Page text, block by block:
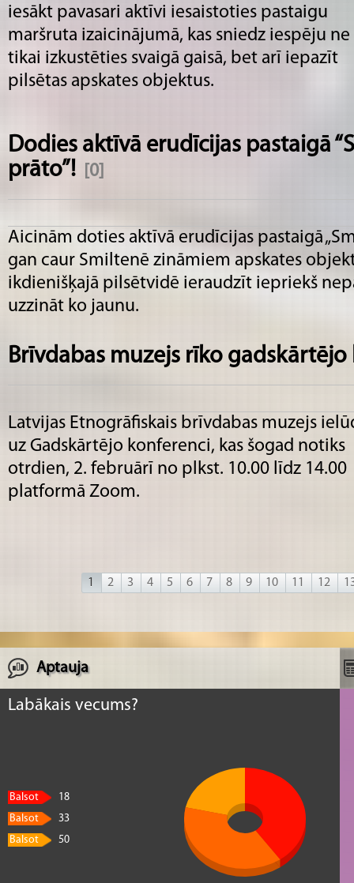
iesākt pavasari aktīvi iesaistoties pastaigu
maršruta izaicinājumā, kas sniedz iespēju ne
tikai izkustēties svaigā gaisā, bet arī iepazīt
pilsētas apskates objektus.
Dodies aktīvā erudīcijas pastaigā
prāto”!
[0]
Aicinām doties aktīvā erudīcijas pastaigā
gan caur Smiltenē zināmiem apskates
ikdienišķajā pilsētvidē ieraudzīt iepriekš
uzzināt ko jaunu.
Brīvdabas muzejs rīko
Latvijas Etnogrāfiskais brīvdabas muzejs
uz Gadskārtējo konferenci, kas šogad notiks
otrdien, 2. februārī no plkst. 10.00 līdz 14.00
platformā Zoom.
1 2 3 4 5 6 7 8 9 10 11 12
Aptauja
Labākais vecums?
Balsot
18
Balsot
33
Balsot
50